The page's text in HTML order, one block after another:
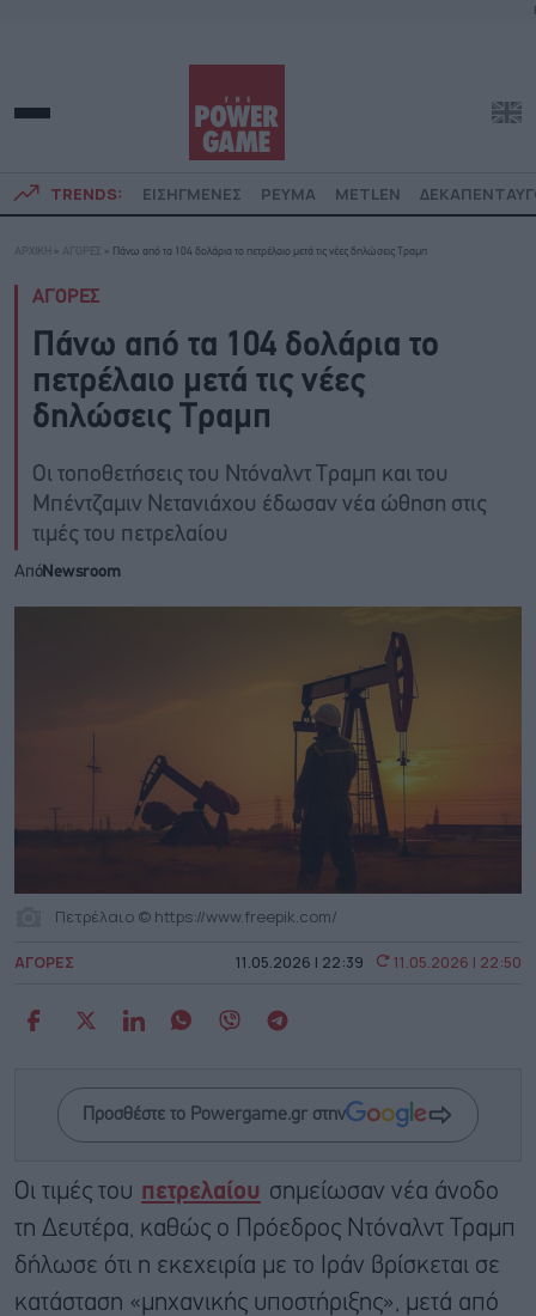
TRENDS: ΕΙΣΗΓΜΕΝΕΣ ΡΕΥΜΑ METLEN
ΑΡΧΙΚΗ » ΑΓΟΡΕΣ » Πάνω από τα 104 δολάρια το πετρέλαιο μετά τις νέες δηλώσεις Τραμπ
ΑΓΟΡΕΣ
Πάνω από τα 104 δολάρια το
πετρέλαιο μετά τις νέες
δηλώσεις Τραμπ
Οι τοποθετήσεις του Ντόναλντ Τραμπ και του
Μπέντζαμιν Νετανιάχου έδωσαν νέα ώθηση στις
τιμές του πετρελαίου
ΑπόNewsroom
Πετρέλαιο © https://www.freepik.com/
ΑΓΟΡΕΣ 11.05.2026 | 22:39 11.05.2026 | 22:50
Προσθέστε το Powergame.gr στην
Οι τιμές του πετρελαίου σημείωσαν νέα άνοδο
τη Δευτέρα, καθώς ο Πρόεδρος Ντόναλντ Τραμπ
δήλωσε ότι η εκεχειρία με το Ιράν βρίσκεται σε
κατάσταση «μηχανικής υποστήριξης», μετά από